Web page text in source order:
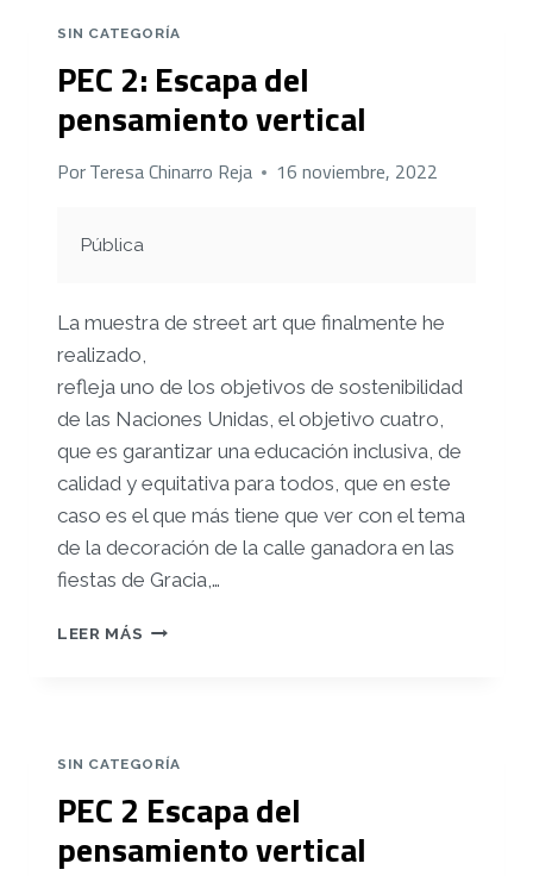
AULA!
SIN CATEGORÍA
PEC 2: Escapa del
pensamiento vertical
PorTeresa Chinarro Reja 16 noviembre, 2022
Pública
La muestra de street art que finalmente he
realizado,
refleja uno de los objetivos de sostenibilidad
de las Naciones Unidas, el objetivo cuatro,
que es garantizar una educación inclusiva, de
calidad y equitativa para todos, que en este
caso es el que más tiene que ver con el tema
de la decoración de la calle ganadora en las
fiestas de Gracia,…
LEER MÁS PEC
VERTICAL
SIN CATEGORÍA
PEC 2 Escapa del
pensamiento vertical